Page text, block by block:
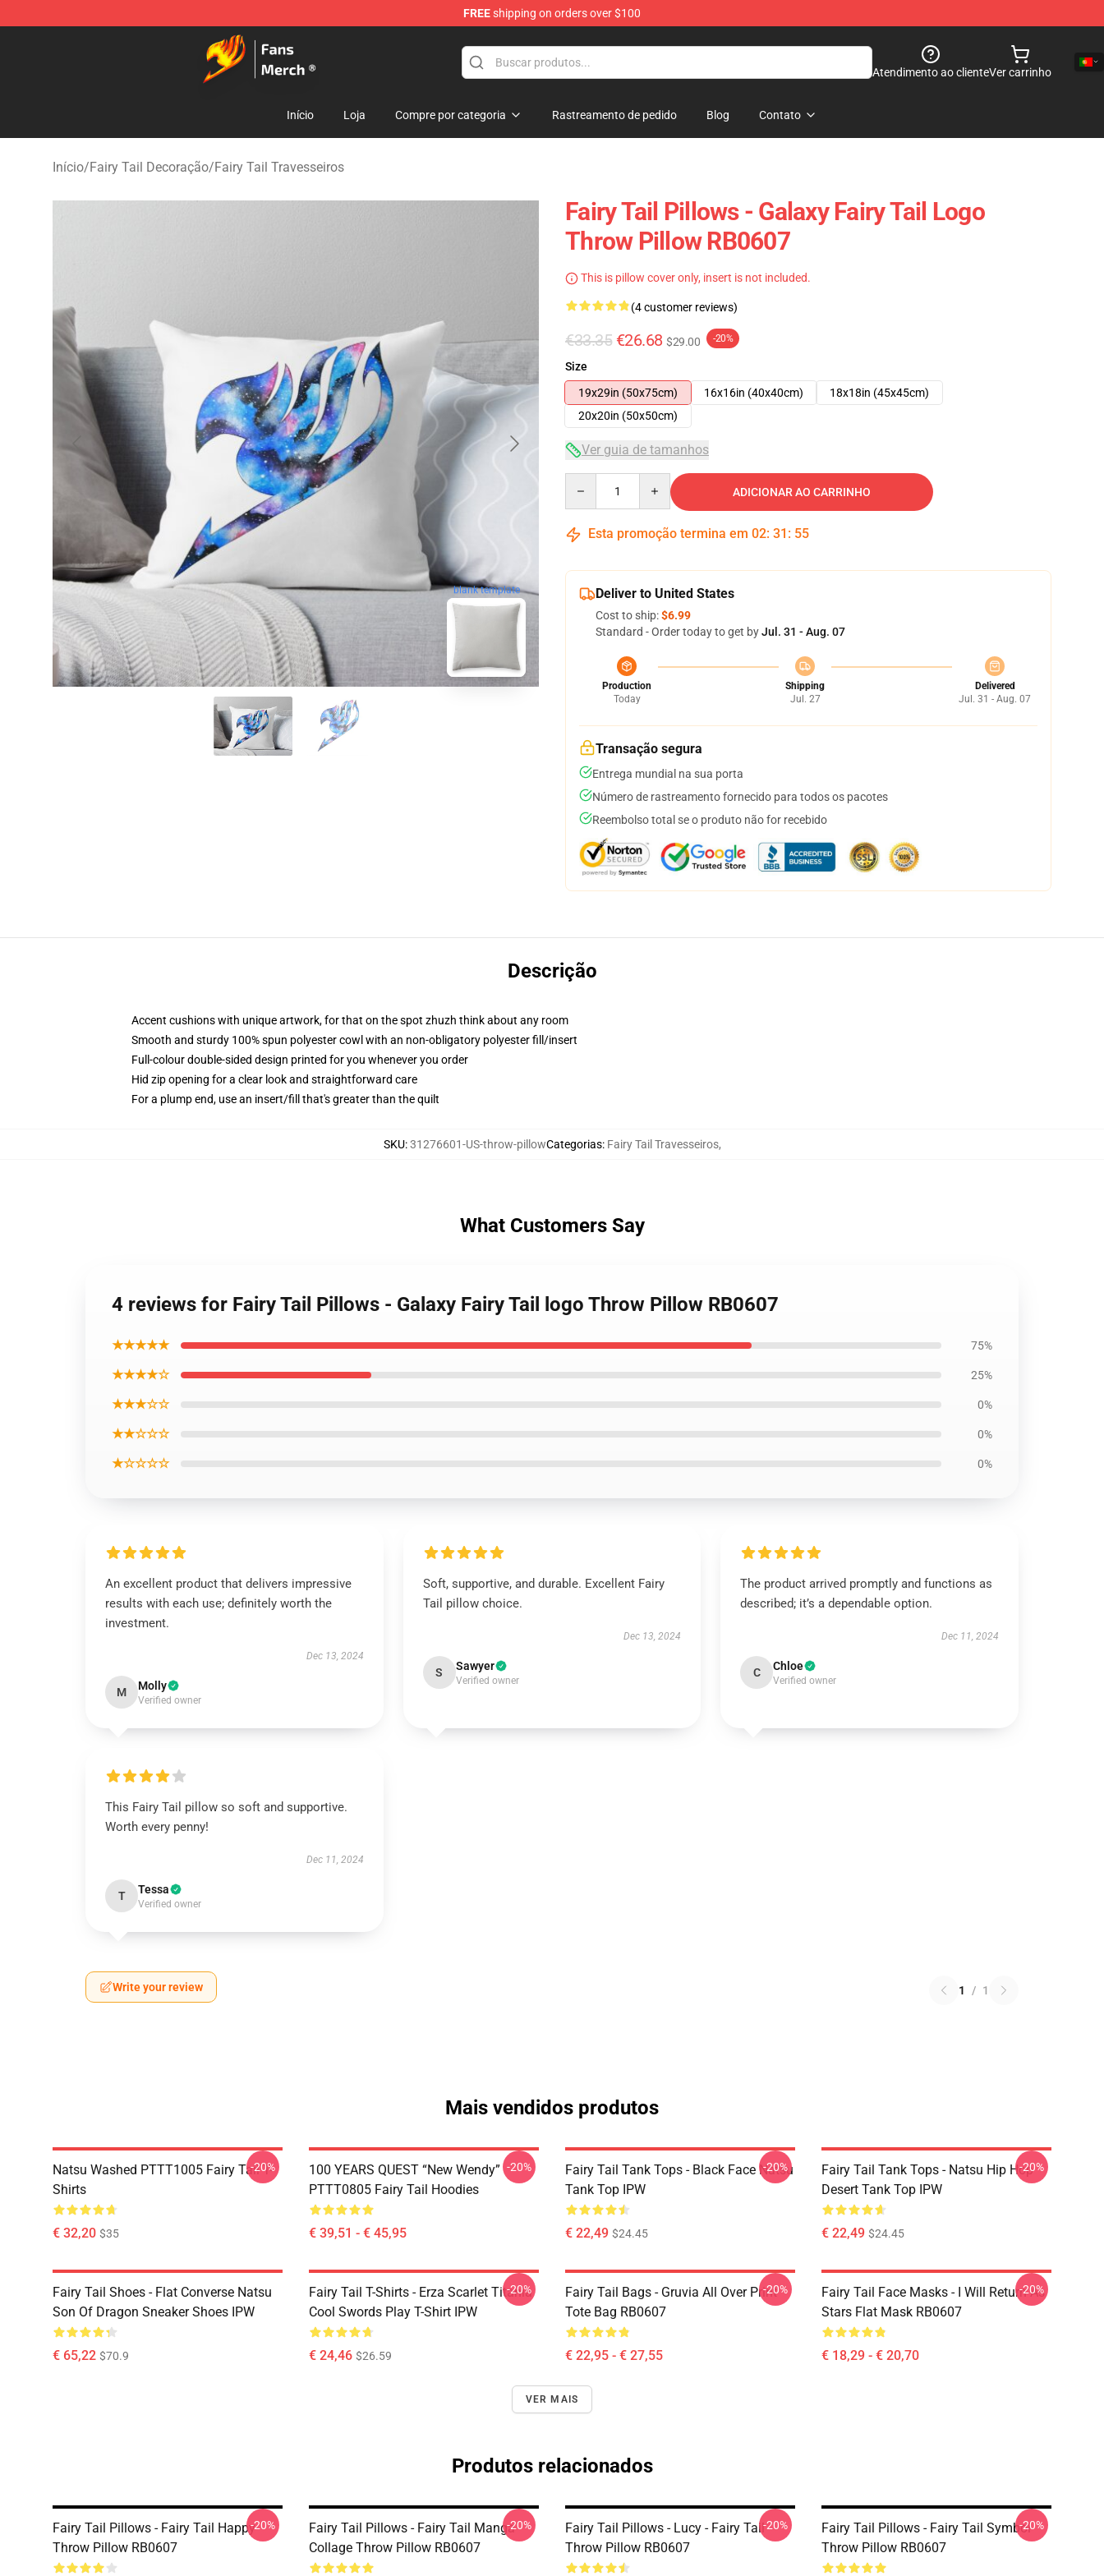
FREEshipping on orders over $100
Fairy Tail Store - Official Fairy Tail Merchandise Shop
Atendimento ao clienteVer carrinho
Início Loja Compre por categoria Rastreamento de pedido Blog Contato
Início/Fairy Tail Decoração/Fairy Tail Travesseiros
blank template
Fairy Tail Pillows - Galaxy Fairy Tail Logo
Throw Pillow RB0607
This is pillow cover only, insert is not included.
(4 customer reviews)
€33.35 €26.68 $29.00 -20%
Size
19x29in (50x75cm)
16x16in (40x40cm)
18x18in (45x45cm)
20x20in (50x50cm)
Ver guia de tamanhos
ADICIONAR AO CARRINHO
Esta promoção termina em 02: 31 : 54
Deliver to United States
Cost to ship:$6.99
Standard - Order today to get byJul. 31 - Aug. 07
Production
Today
Shipping
Jul. 27
Delivered
Jul. 31 - Aug. 07
Transação segura
Entrega mundial na sua porta
Número de rastreamento fornecido para todos os pacotes
Reembolso total se o produto não for recebido
Descrição
Accent cushions with unique artwork, for that on the spot zhuzh think about any room
Smooth and sturdy 100% spun polyester cowl with an non-obligatory polyester fill/insert
Full-colour double-sided design printed for you whenever you order
Hid zip opening for a clear look and straightforward care
For a plump end, use an insert/fill that's greater than the quilt
SKU:31276601-US-throw-pillowCategorias: Fairy Tail Travesseiros,
What Customers Say
4 reviews for Fairy Tail Pillows - Galaxy Fairy Tail logo Throw Pillow RB0607
★★★★★ 75%
★★★★☆ 25%
★★★☆☆ 0%
★★☆☆☆ 0%
★☆☆☆☆ 0%
An excellent product that delivers impressive
results with each use; definitely worth the
investment.
Dec 13, 2024
M Molly
Verified owner
Soft, supportive, and durable. Excellent Fairy
Tail pillow choice.
Dec 13, 2024
S Sawyer
Verified owner
The product arrived promptly and functions as
described; it’s a dependable option.
Dec 11, 2024
C Chloe
Verified owner
This Fairy Tail pillow so soft and supportive.
Worth every penny!
Dec 11, 2024
T Tessa
Verified owner
Write your review 1 / 1
Mais vendidos produtos
Natsu Washed PTTT1005 Fairy Tail T-
Shirts
€ 32,20 $35
-20%
100 YEARS QUEST “New Wendy”
PTTT0805 Fairy Tail Hoodies
€ 39,51 - € 45,95
-20%
Fairy Tail Tank Tops - Black Face Natsu
Tank Top IPW
€ 22,49 $24.45
-20%
Fairy Tail Tank Tops - Natsu Hip Hop
Desert Tank Top IPW
€ 22,49 $24.45
-20%
Fairy Tail Shoes - Flat Converse Natsu
Son Of Dragon Sneaker Shoes IPW
€ 65,22 $70.9
Fairy Tail T-Shirts - Erza Scarlet Titania
Cool Swords Play T-Shirt IPW
€ 24,46 $26.59
-20%
Fairy Tail Bags - Gruvia All Over Print
Tote Bag RB0607
€ 22,95 - € 27,55
-20%
Fairy Tail Face Masks - I Will Return As
Stars Flat Mask RB0607
€ 18,29 - € 20,70
-20%
VER MAIS
Produtos relacionados
Fairy Tail Pillows - Fairy Tail Happy
Throw Pillow RB0607
-20%
Fairy Tail Pillows - Fairy Tail Manga
Collage Throw Pillow RB0607
-20%
Fairy Tail Pillows - Lucy - Fairy Tail
Throw Pillow RB0607
-20%
Fairy Tail Pillows - Fairy Tail Symbol
Throw Pillow RB0607
-20%